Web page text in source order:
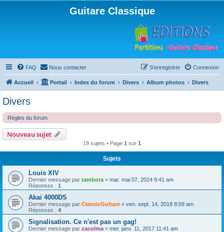
Guitare Classique
FAQ Nous contacter Connexion
S’enregistrer
Accueil Portail Index du forum Divers Album photos Divers
Divers
Règles du forum
Nouveau sujet
19 sujets • Page 1 sur 1
Sujets
Louis XIV
Dernier message par tambora « mar. mai 07, 2024 9:41 am
Réponses : 1
Akai 4000DS
Dernier message par ClassicGuitare « ven. sept. 14, 2018 8:59 am
Réponses : 4
Signalisation. Ce n'est pas un gag!
Dernier message par zacolma « mer. janv. 11, 2017 11:41 am